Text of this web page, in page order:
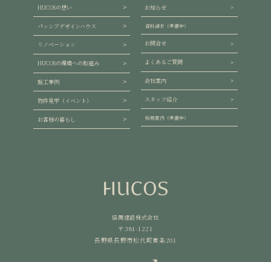
協同建設株式会社
〒381-1221
長野県長野市松代町東条201
HUCOSの想い
パッシブデザインハウス
リノベーション
HUCOSの環境への取組み
施工事例
物件見学（イベント）
お客様の暮らし
お知らせ
資料請求（準備中）
お問合せ
よくあるご質問
会社案内
スタッフ紹介
採用案内（準備中）